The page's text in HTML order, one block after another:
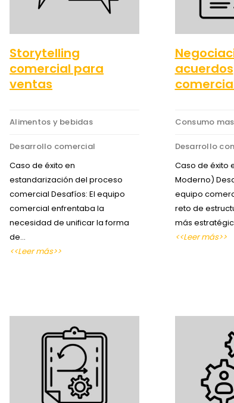
Storytelling
comercial para
ventas
Alimentos y bebidas
Desarrollo comercial
Caso de éxito en
estandarización del proceso
comercial Desafíos: El equipo
comercial enfrentaba la
necesidad de unificar la forma
de…
<<Leer más>>
acuerdos
Consumo
Desarrollo
Caso de éxito
Moderno)
equipo
reto de
más
<<Leer más>>